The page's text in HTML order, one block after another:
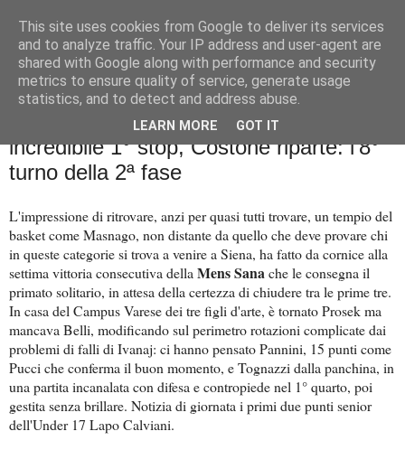
Palla al cerchio
domenica 30 marzo 2025
Mens Sana a sette di fila. Virtus
incredibile 1° stop, Costone riparte: l'8°
turno della 2ª fase
L'impressione di ritrovare, anzi per quasi tutti trovare, un tempio del
basket come Masnago, non distante da quello che deve provare chi
in queste categorie si trova a venire a Siena, ha fatto da cornice alla
settima vittoria consecutiva della Mens Sanache le consegna il
primato solitario, in attesa della certezza di chiudere tra le prime tre.
In casa del Campus Varese dei tre figli d'arte, è tornato Prosek ma
mancava Belli, modificando sul perimetro rotazioni complicate dai
problemi di falli di Ivanaj: ci hanno pensato Pannini, 15 punti come
Pucci che conferma il buon momento, e Tognazzi dalla panchina, in
una partita incanalata con difesa e contropiede nel 1° quarto, poi
gestita senza brillare. Notizia di giornata i primi due punti senior
dell'Under 17 Lapo Calviani.
This site uses cookies from Google to deliver its services
and to analyze traffic. Your IP address and user-agent are
shared with Google along with performance and security
metrics to ensure quality of service, generate usage
statistics, and to detect and address abuse.
LEARN MORE GOT IT